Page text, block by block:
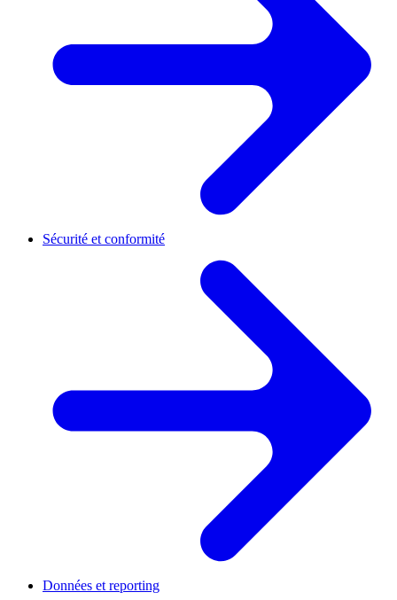
Sécurité et conformité
Données et reporting